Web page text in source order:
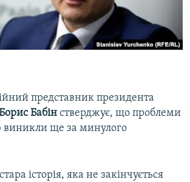
представник президента
Бабін стверджує, що проблеми
виникли ще за минулого
історія, яка не закінчується